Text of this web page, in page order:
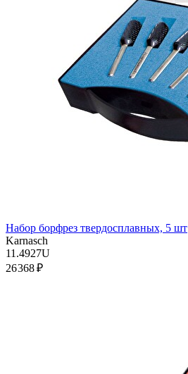
Набор борфрез твердосплавных, 5 шт
Karnasch
11.4927U
26 368 ₽